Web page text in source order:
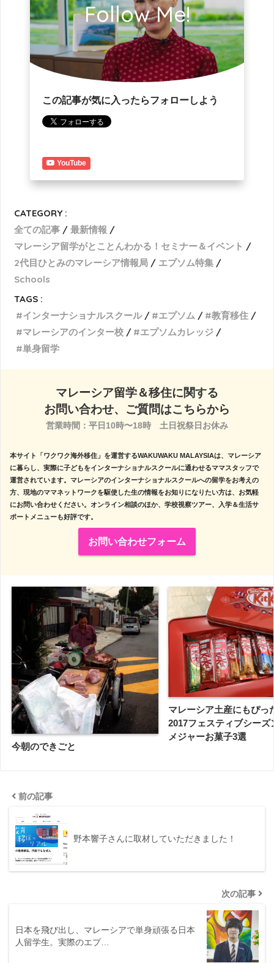
Follow Me!
この記事が気に入ったらフォローしよう
YouTube
CATEGORY :
全ての記事
最新情報
マレーシア留学がとことんわかる！セミナー＆イベント
2代目ひとみのマレーシア情報局
エプソム特集
Schools
TAGS :
インターナショナルスクール
エプソム
教育移住
マレーシアのインター校
エプソムカレッジ
単身留学
マレーシア留学＆移住に関する
お問い合わせ、ご質問はこちらから
営業時間：平日10時〜18時　土日祝祭日お休み
本サイト「ワクワク海外移住」を運営するWAKUWAKU MALAYSIAは、マレーシア
に暮らし、実際に子どもをインターナショナルスクールに通わせるママスタッフで
運営されています。マレーシアのインターナショナルスクールへの留学をお考えの
方、現地のママネットワークを駆使した生の情報をお知りになりたい方は、お気軽
にお問い合わせください。オンライン相談のほか、学校視察ツアー、入学＆生活サ
ポートメニューも好評です。
お問い合わせフォーム
今朝のできごと
マレーシア土産にもぴっ
2017フェスティブシーズ
メジャーお菓子3選
前の記事
野本響子さんに取材していただきました！
次の記事
日本を飛び出し、マレーシアで単身頑張る日本
人留学生。実際のエプ…